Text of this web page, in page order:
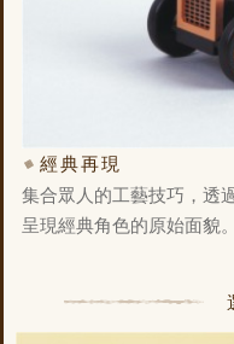
經典再現
集合眾人的工藝技巧，透
呈現經典角色的原始面貌。